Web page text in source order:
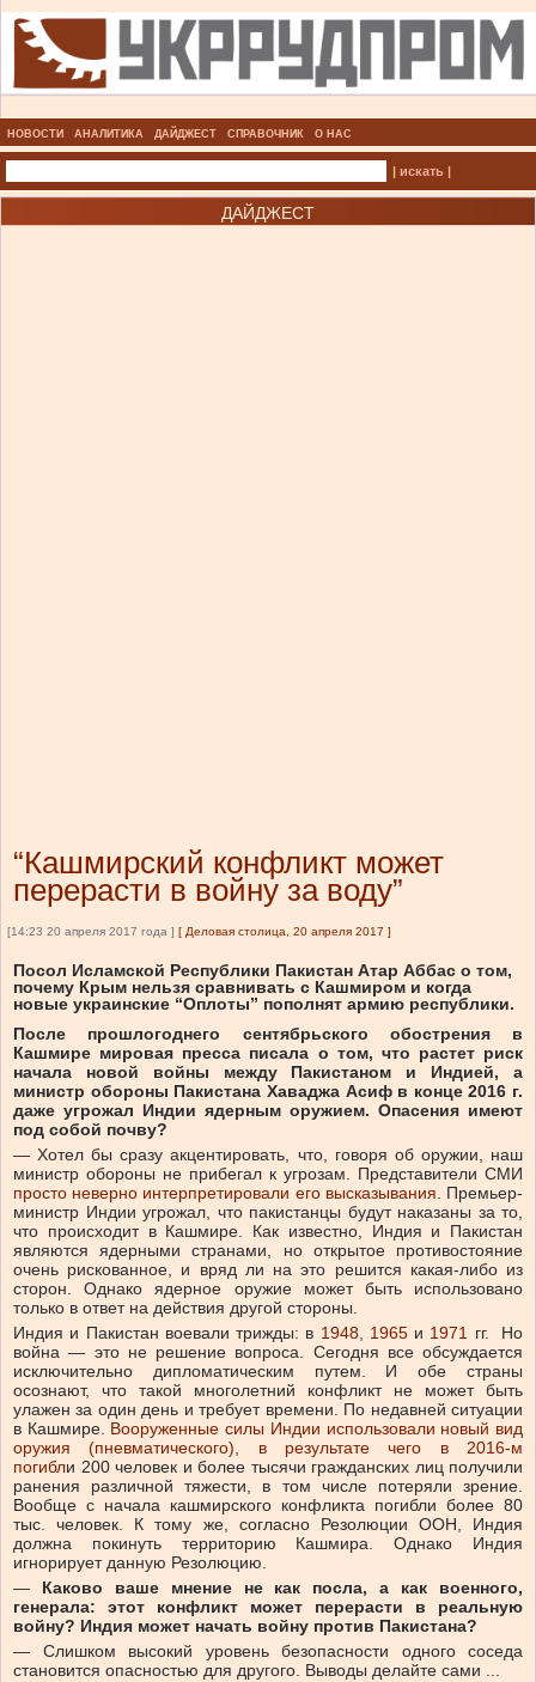
НОВОСТИ АНАЛИТИКА ДАЙДЖЕСТ СПРАВОЧНИК О НАС
| искать |
ДАЙДЖЕСТ
“Кашмирский конфликт может
перерасти в войну за воду”
[14:23 20 апреля 2017 года ] [ Деловая столица, 20 апреля 2017 ]
Посол Исламской Республики Пакистан Атар Аббас о том,
почему Крым нельзя сравнивать с Кашмиром и когда
новые украинские “Оплоты” пополнят армию республики.
После прошлогоднего сентябрьского обострения в
Кашмире мировая пресса писала о том, что растет риск
начала новой войны между Пакистаном и Индией, а
министр обороны Пакистана Хаваджа Асиф в конце 2016 г.
даже угрожал Индии ядерным оружием. Опасения имеют
под собой почву?
— Хотел бы сразу акцентировать, что, говоря об оружии, наш
министр обороны не прибегал к угрозам. Представители СМИ
просто неверно интерпретировали его высказывания. Премьер-
министр Индии угрожал, что пакистанцы будут наказаны за то,
что происходит в Кашмире. Как известно, Индия и Пакистан
являются ядерными странами, но открытое противостояние
очень рискованное, и вряд ли на это решится какая-либо из
сторон. Однако ядерное оружие может быть использовано
только в ответ на действия другой стороны.
Индия и Пакистан воевали трижды: в 1948, 1965и 1971 гг. Но
война — это не решение вопроса. Сегодня все обсуждается
исключительно дипломатическим путем. И обе страны
осознают, что такой многолетний конфликт не может быть
улажен за один день и требует времени. По недавней ситуации
в Кашмире. Вооруженные силы Индии использовали новый вид
оружия (пневматического), в результате чего в 2016-м
погибли 200 человек и более тысячи гражданских лиц получили
ранения различной тяжести, в том числе потеряли зрение.
Вообще с начала кашмирского конфликта погибли более 80
тыс. человек. К тому же, согласно Резолюции ООН, Индия
должна покинуть территорию Кашмира. Однако Индия
игнорирует данную Резолюцию.
— Каково ваше мнение не как посла, а как военного,
генерала: этот конфликт может перерасти в реальную
войну? Индия может начать войну против Пакистана?
— Слишком высокий уровень безопасности одного соседа
становится опасностью для другого. Выводы делайте сами ...